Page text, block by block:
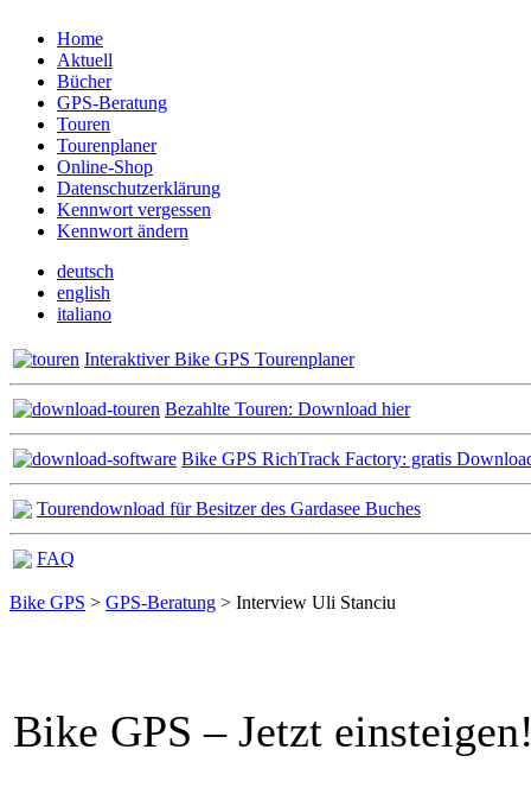
Home
Aktuell
Bücher
GPS-Beratung
Touren
Tourenplaner
Online-Shop
Datenschutzerklärung
Kennwort vergessen
Kennwort ändern
deutsch
english
italiano
Interaktiver Bike GPS Tourenplaner
Bezahlte Touren: Download hier
Bike GPS RichTrack Factory: gratis
Tourendownload für Besitzer des Gardasee Buches
FAQ
Bike GPS > GPS-Beratung > Interview Uli Stanciu
Bike GPS – Jetzt